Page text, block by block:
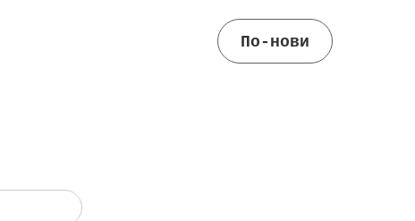
По-нови